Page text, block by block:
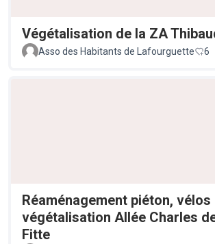
Végétalisation de la ZA
Asso des Habitants de Lafourguette
6
Réaménagement piéton, vélos
végétalisation Allée Charles
Fitte